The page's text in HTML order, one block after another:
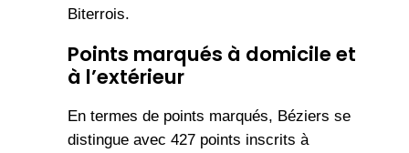
Biterrois.
Points marqués à domicile et
à l’extérieur
En termes de points marqués, Béziers se
distingue avec 427 points inscrits à